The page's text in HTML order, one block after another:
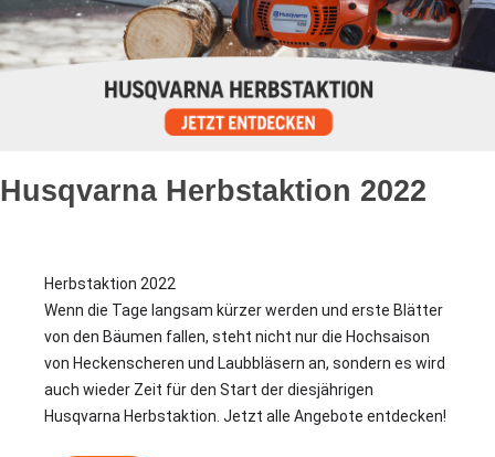
Husqvarna Herbstaktion 2022
Herbstaktion 2022
Wenn die Tage langsam kürzer werden und erste Blätter
von den Bäumen fallen, steht nicht nur die Hochsaison
von Heckenscheren und Laubbläsern an, sondern es wird
auch wieder Zeit für den Start der diesjährigen
Husqvarna Herbstaktion. Jetzt alle Angebote entdecken!